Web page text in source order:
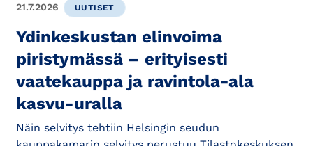
21.7.2026 UUTISET
Ydinkeskustan elinvoima
piristymässä – erityisesti
vaatekauppa ja ravintola-ala
kasvu-uralla
Näin selvitys tehtiin Helsingin seudun